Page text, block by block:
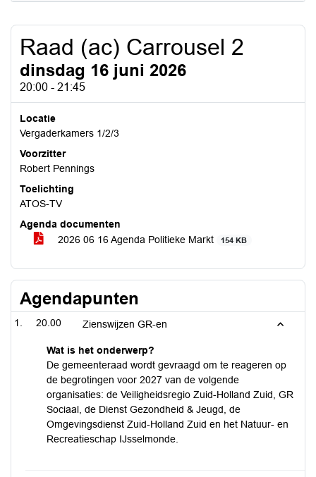
Raad (ac) Carrousel 2
dinsdag 16 juni 2026
20:00 - 21:45
Locatie
Vergaderkamers 1/2/3
Voorzitter
Robert Pennings
Toelichting
ATOS-TV
Agenda documenten
2026 06 16 Agenda Politieke Markt
154 KB
Agendapunten
20.00 Zienswijzen GR-en
Wat is het onderwerp?
De gemeenteraad wordt gevraagd om te reageren op
de begrotingen voor 2027 van de volgende
organisaties: de Veiligheidsregio Zuid-Holland Zuid, GR
Sociaal, de Dienst Gezondheid & Jeugd, de
Omgevingsdienst Zuid-Holland Zuid en het Natuur- en
Recreatieschap IJsselmonde.